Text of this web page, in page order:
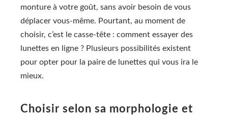
monture à votre goût, sans avoir besoin de vous
déplacer vous-même. Pourtant, au moment de
choisir, c’est le casse-tête : comment essayer des
lunettes en ligne ? Plusieurs possibilités existent
pour opter pour la paire de lunettes qui vous ira le
mieux.
Choisir selon sa morphologie et